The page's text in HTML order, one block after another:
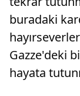
buradaki
Gazze'deki
hayata